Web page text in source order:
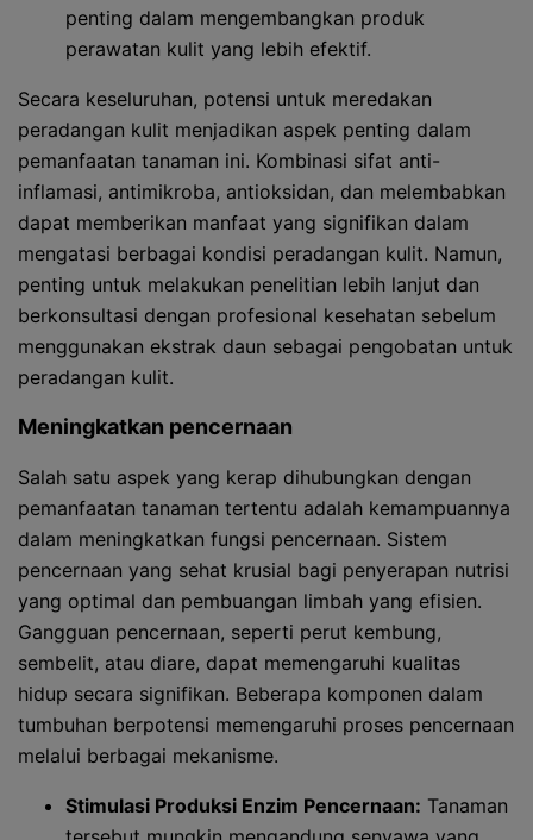
penting dalam mengembangkan produk
perawatan kulit yang lebih efektif.
Secara keseluruhan, potensi untuk meredakan
peradangan kulit menjadikan aspek penting dalam
pemanfaatan tanaman ini. Kombinasi sifat anti-
inflamasi, antimikroba, antioksidan, dan melembabkan
dapat memberikan manfaat yang signifikan dalam
mengatasi berbagai kondisi peradangan kulit. Namun,
penting untuk melakukan penelitian lebih lanjut dan
berkonsultasi dengan profesional kesehatan sebelum
menggunakan ekstrak daun sebagai pengobatan untuk
peradangan kulit.
Meningkatkan pencernaan
Salah satu aspek yang kerap dihubungkan dengan
pemanfaatan tanaman tertentu adalah kemampuannya
dalam meningkatkan fungsi pencernaan. Sistem
pencernaan yang sehat krusial bagi penyerapan nutrisi
yang optimal dan pembuangan limbah yang efisien.
Gangguan pencernaan, seperti perut kembung,
sembelit, atau diare, dapat memengaruhi kualitas
hidup secara signifikan. Beberapa komponen dalam
tumbuhan berpotensi memengaruhi proses pencernaan
melalui berbagai mekanisme.
Stimulasi Produksi Enzim Pencernaan: Tanaman